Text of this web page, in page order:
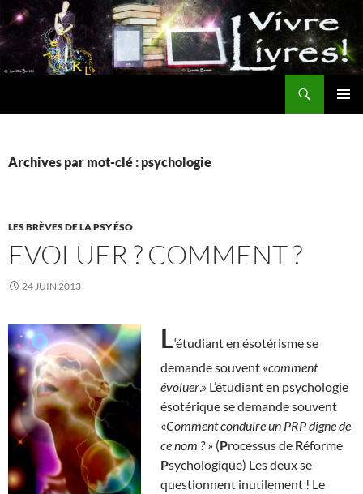
Aller
au
contenu
Archives par mot-clé : psychologie
LES BRÈVES DE LA PSY ÉSO
EVOLUER ? COMMENT ?
24 JUIN 2013
L‘étudiant en ésotérisme se
demande souvent «comment
évoluer.» L’étudiant en psychologie
ésotérique se demande souvent
«Comment conduire un PRP digne de
ce nom ?» (Processus de Réforme
Psychologique) Les deux se
questionnent inutilement ! Le